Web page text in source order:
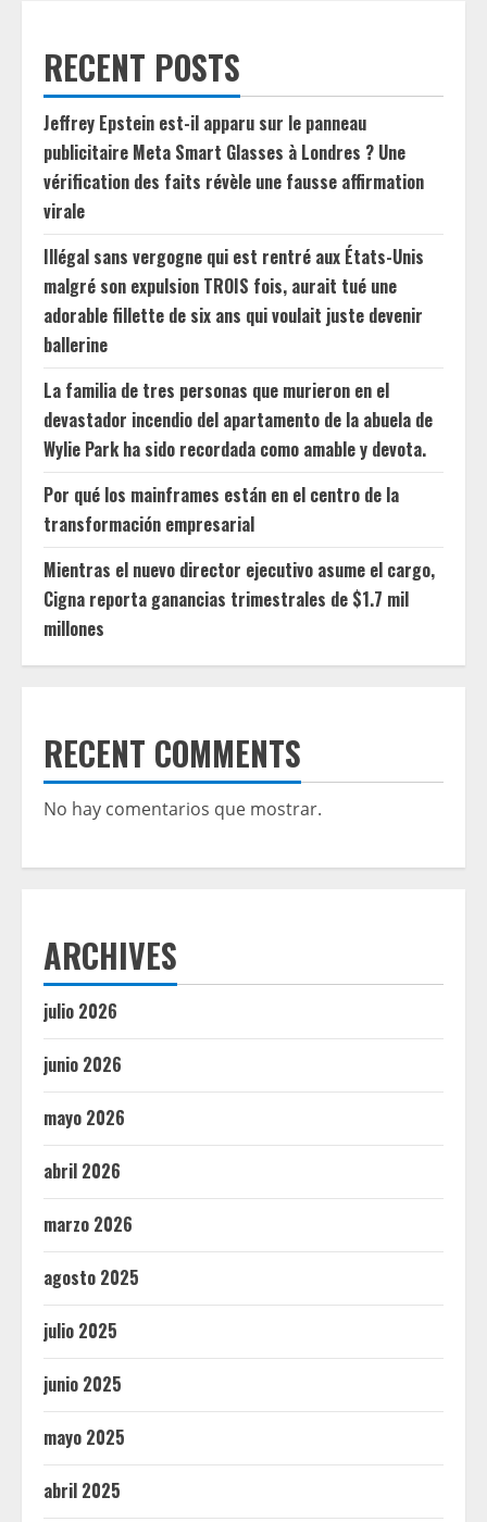
RECENT POSTS
Jeffrey Epstein est-il apparu sur le panneau
publicitaire Meta Smart Glasses à Londres ? Une
vérification des faits révèle une fausse affirmation
virale
Illégal sans vergogne qui est rentré aux États-Unis
malgré son expulsion TROIS fois, aurait tué une
adorable fillette de six ans qui voulait juste devenir
ballerine
La familia de tres personas que murieron en el
devastador incendio del apartamento de la abuela de
Wylie Park ha sido recordada como amable y devota.
Por qué los mainframes están en el centro de la
transformación empresarial
Mientras el nuevo director ejecutivo asume el cargo,
Cigna reporta ganancias trimestrales de $1.7 mil
millones
RECENT COMMENTS
No hay comentarios que mostrar.
ARCHIVES
julio 2026
junio 2026
mayo 2026
abril 2026
marzo 2026
agosto 2025
julio 2025
junio 2025
mayo 2025
abril 2025